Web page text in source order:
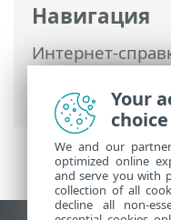
Навигация
Интернет-
Сервер
Your
choice
We and our
optimized online
and serve you with
collection of all
decline all non-